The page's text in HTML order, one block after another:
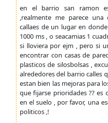
en el barrio san ramon
,realmente me parece una
callaes de un lugar en
1000 ms , o seacamias 1
si lloviera por ejm , pero si
encontrar con casas de
plasticos de silosbolsas ,
alrededores del barrio calles
estan bien las mejoras para
que fijarse prioridades ??
en el suelo , por favor, una
politicos ,!